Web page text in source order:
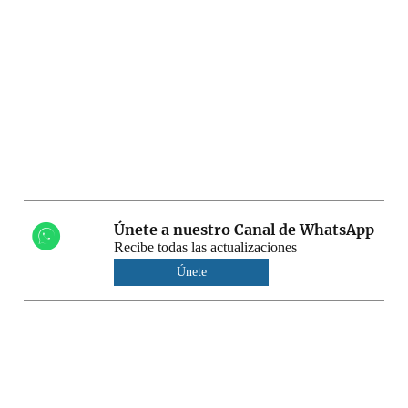
Únete a nuestro Canal de WhatsApp
Recibe todas las actualizaciones
Únete